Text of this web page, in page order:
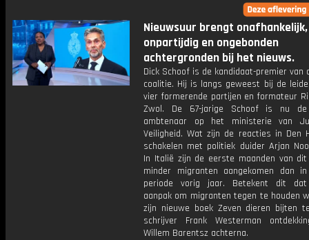
Nieuwsuur brengt onafhankelijk,
onpartijdig en ongebonden
achtergronden bij het nieuws.
Dick Schoof is de kandidaat-premier van
coalitie. Hij is langs geweest bij de
vier formerende partijen en formateur
Zwol. De 67-jarige Schoof is nu de
ambtenaar op het ministerie van
Veiligheid. Wat zijn de reacties in Den
schakelen met politiek duider Arjan
In Italië zijn de eerste maanden van
minder migranten aangekomen dan
periode vorig jaar. Betekent dit dat
aanpak om migranten tegen te houden
zijn nieuwe boek Zeven dieren bijten
schrijver Frank Westerman
Willem Barentsz achterna.